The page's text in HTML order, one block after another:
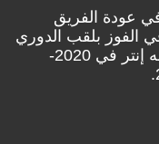
عودة الفريق
الفوز بلقب الدوري
الإيطالي لآخر موسمين، إذ خطفه منه إنتر في 2020-